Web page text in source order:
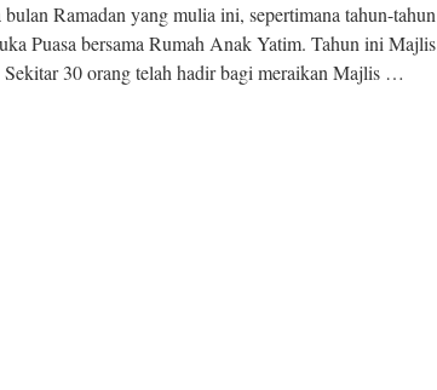
Ramadan yang mulia ini, sepertimana tahun-tahun
Puasa bersama Rumah Anak Yatim. Tahun ini Majlis
30 orang telah hadir bagi meraikan Majlis …